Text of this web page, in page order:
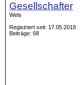
Gesellschafter
Wels
Registriert seit: 17.05.2018
Beiträge: 68